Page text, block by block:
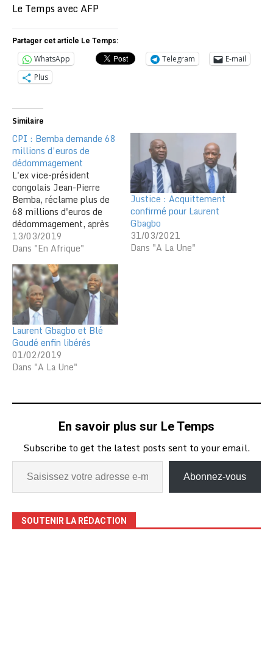
Le Temps avec AFP
Partager cet article Le Temps:
WhatsApp Telegram
E-mail
Plus
Similaire
CPI : Bemba demande 68
millions d’euros de
dédommagement
L'ex vice-président
congolais Jean-Pierre
Bemba, réclame plus de
68 millions d'euros de
dédommagement, après
son acquittement par la
Cour pénale internationale
et de crimes contre
l'humanité. Il a fait une
décennie en prison.
L'ancien chef de guerre a
été acquitté par la CPI à
la…
13/03/2019
Dans "En Afrique"
Justice : Acquittement
confirmé pour Laurent
Gbagbo
31/03/2021
Dans "A La Une"
Laurent Gbagbo et Blé
Goudé enfin libérés
01/02/2019
Dans "A La Une"
En savoir plus sur Le Temps
Subscribe to get the latest posts sent to your email.
Abonnez-vous
SOUTENIR LA RÉDACTION